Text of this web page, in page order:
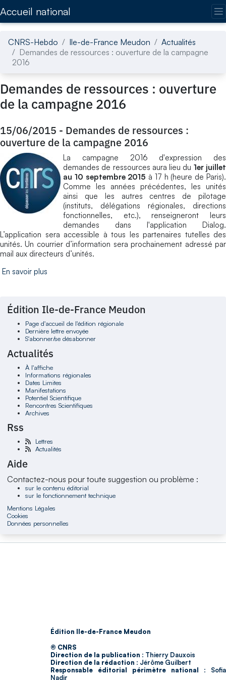
Accueil national
CNRS-Hebdo Ile-de-France Meudon
Actualités
Demandes de ressources : ouverture de la campagne
2016
Demandes de ressources : ouverture
de la campagne 2016
15/06/2015 - Demandes de ressources :
ouverture de la campagne 2016
La campagne 2016 d'expression des
demandes de ressources aura lieu du 1er juillet
au 10 septembre 2015 à 17 h (heure de Paris).
Comme les années précédentes, les unités
ainsi que les autres centres de pilotage
(instituts, délégations régionales, directions
fonctionnelles, etc.), renseigneront leurs
demandes dans l'application Dialog.
L’application sera accessible à tous les partenaires tutelles des
unités. Un courrier d’information sera prochainement adressé par
mail aux directeurs d’unités.
En savoir plus
Édition Ile-de-France Meudon
Page d'accueil de l'édition régionale
Dernière lettre envoyée
S'abonner/se désabonner
Actualités
À l'affiche
Informations régionales
Dates Limites
Manifestations
Potentiel Scientifique
Rencontres Scientifiques
Archives
Rss
Lettres
Actualités
Aide
Contactez-nous pour toute suggestion ou problème :
sur le contenu éditorial
sur le fonctionnement technique
Mentions Légales
Cookies
Données personnelles
Édition Ile-de-France Meudon
© CNRS
Direction de la publication : Thierry Dauxois
Direction de la rédaction : Jérôme Guilbert
Responsable éditorial périmètre national : Sofia
Nadir